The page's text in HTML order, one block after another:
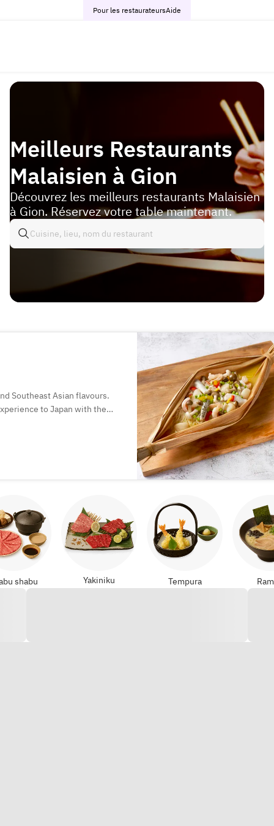
Pour les restaurateursAide
Meilleurs Restaurants
Malaisien à Gion
Découvrez les meilleurs restaurants Malaisien
à Gion. Réservez votre table maintenant.
Southeast Asian flavours.
to Japan with the
shabu Yakiniku Tempura